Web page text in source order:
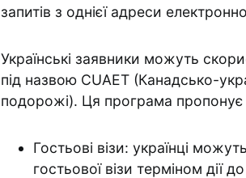
запитів з однієї адреси
Українські заявники можуть
під назвою CUAET (Канадсько-
подорожі). Ця програма пропонує
Гостьові візи: українці
гостьової візи терміном дії